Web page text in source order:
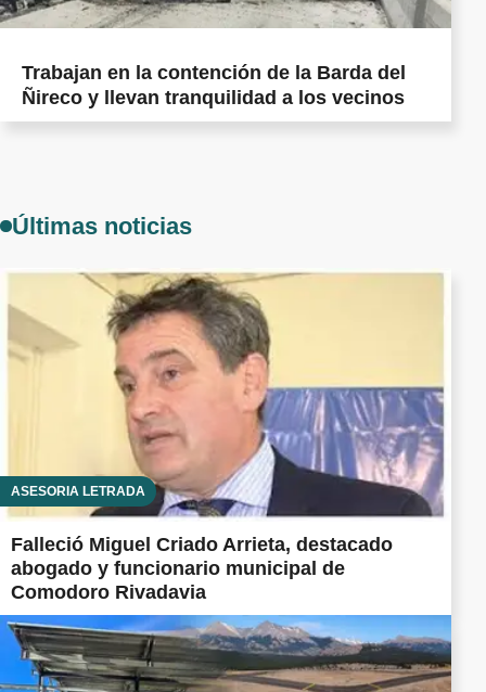
Trabajan en la contención de la Barda del
Ñireco y llevan tranquilidad a los vecinos
Últimas noticias
ASESORÍA LETRADA
Falleció Miguel Criado Arrieta, destacado
abogado y funcionario municipal de
Comodoro Rivadavia